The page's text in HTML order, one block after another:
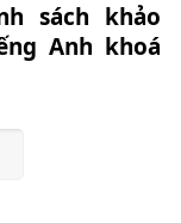
sách khảo
Anh khoá